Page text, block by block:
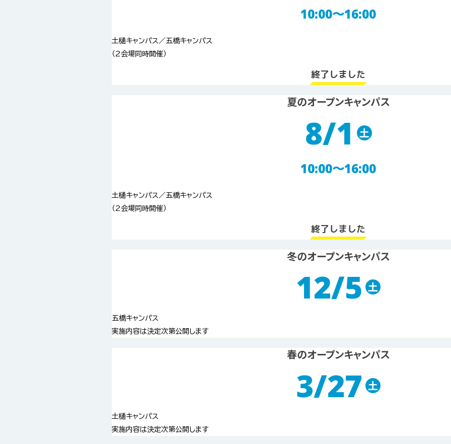
10:00〜16:00
土樋キャンパス／五橋キャンパス
（2会場同時開催）
終了しました
夏のオープンキャンパス
8/1 土
10:00〜16:00
土樋キャンパス／五橋キャンパス
（2会場同時開催）
終了しました
冬のオープンキャンパス
12/5 土
五橋キャンパス
実施内容は決定次第公開します
春のオープンキャンパス
3/27 土
土樋キャンパス
実施内容は決定次第公開します